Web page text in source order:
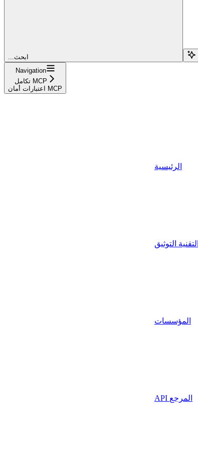
...ابحث
Navigation
تكامل MCP
اعتبارات أمان MCP
الرئيسية
التقنية التوثيق
المؤسسات
API المرجع